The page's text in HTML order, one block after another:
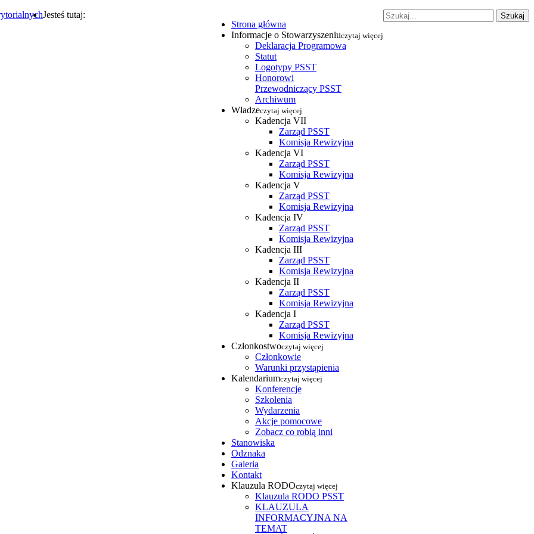
Szukaj
Strona główna
Informacje o Stowarzyszeniuczytaj więcej
Deklaracja Programowa
Statut
Logotypy PSST
Honorowi
Przewodniczący PSST
Archiwum
Władzeczytaj więcej
Kadencja VII
Zarząd PSST
Komisja Rewizyjna
Kadencja VI
Zarząd PSST
Komisja Rewizyjna
Kadencja V
Zarząd PSST
Komisja Rewizyjna
Kadencja IV
Zarząd PSST
Komisja Rewizyjna
Kadencja III
Zarząd PSST
Komisja Rewizyjna
Kadencja II
Zarząd PSST
Komisja Rewizyjna
Kadencja I
Zarząd PSST
Komisja Rewizyjna
Członkostwoczytaj więcej
Członkowie
Warunki przystąpienia
Kalendariumczytaj więcej
Konferencje
Szkolenia
Wydarzenia
Akcje pomocowe
Zobacz co robią inni
Stanowiska
Odznaka
Galeria
Kontakt
Klauzula RODOczytaj więcej
Klauzula RODO PSST
KLAUZULA
INFORMACYJNA NA
TEMAT
Jesteś tutaj: